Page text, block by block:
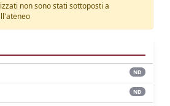
non sono stati sottoposti a
ND
ND